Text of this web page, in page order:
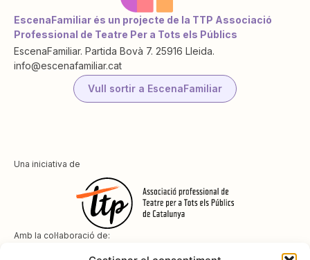
EscenaFamiliar és un projecte de la TTP Associació
Professional de Teatre Per a Tots els Públics
EscenaFamiliar. Partida Bovà 7. 25916 Lleida.
info@escenafamiliar.cat
Vull sortir a EscenaFamiliar
Una iniciativa de
Amb la col·laboració de: